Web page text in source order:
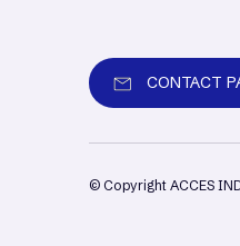
CONTACT
© Copyright ACCES